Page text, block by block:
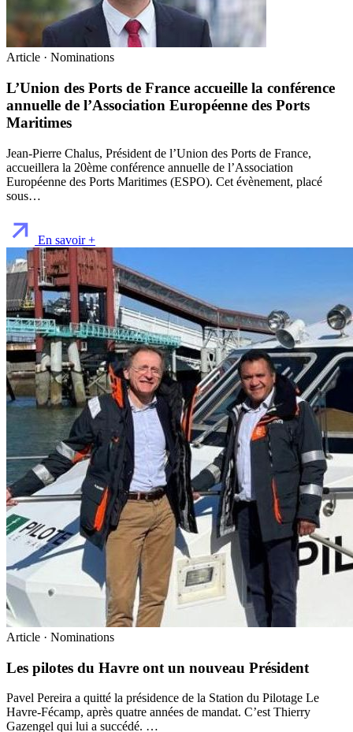
Article · Nominations
L’Union des Ports de France accueille la conférence
annuelle de l’Association Européenne des Ports
Maritimes
Jean-Pierre Chalus, Président de l’Union des Ports de France,
accueillera la 20ème conférence annuelle de l’Association
Européenne des Ports Maritimes (ESPO). Cet évènement, placé
sous…
En savoir +
Article · Nominations
Les pilotes du Havre ont un nouveau Président
Pavel Pereira a quitté la présidence de la Station du Pilotage Le
Havre-Fécamp, après quatre années de mandat. C’est Thierry
Gazengel qui lui a succédé. …